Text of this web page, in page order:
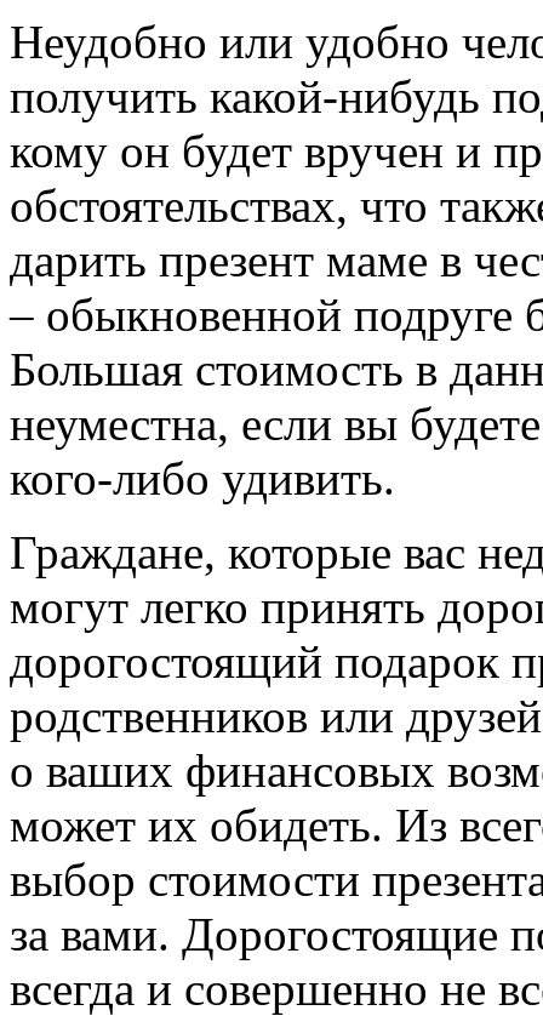
Неудобно или удобно
получить какой-нибудь
кому он будет вручен и
обстоятельствах, что
дарить презент маме в
– обыкновенной подруге
Большая стоимость в
неуместна, если вы
кого-либо удивить.
Граждане, которые вас
могут легко принять
дорогостоящий подарок
родственников или
о ваших финансовых
может их обидеть. Из
выбор стоимости
за вами. Дорогостоящие
всегда и совершенно не